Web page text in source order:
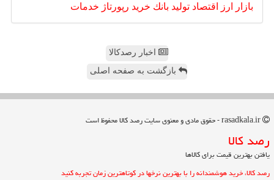
بازار ارز اقتصاد تولید بانك خرید رپورتاژ خدمات
اخبار رصدکالا
بازگشت به صفحه اصلی
رصد كالا
یافتن بهترین قیمت برای کالاها
رصد کالا، خرید هوشمندانه را با بهترین نرخها در کوتاهترین زمان تجربه کنید